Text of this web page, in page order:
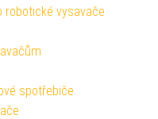
robotické vysavače
spotřebiče